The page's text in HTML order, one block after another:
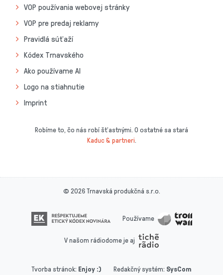
VOP používania webovej stránky
VOP pre predaj reklamy
Pravidlá súťaží
Kódex Trnavského
Ako používame AI
Logo na stiahnutie
Imprint
Robíme to, čo nás robí šťastnými. O ostatné sa stará
Kaduc & partneri.
© 2026 Trnavská produkčná s.r.o.
Používame
V našom rádiodome je aj
Tvorba stránok: Enjoy :) Redakčný systém: SysCom